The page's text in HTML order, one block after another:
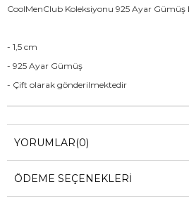
CoolMenClub Koleksiyonu 925 Ayar Gümüş
- 1,5 cm
- 925 Ayar Gümüş
- Çift olarak gönderilmektedir
YORUMLAR(0)
ÖDEME SEÇENEKLERI